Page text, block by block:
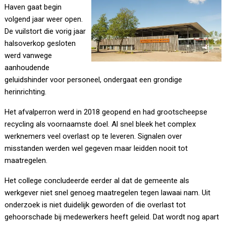
Haven gaat begin
volgend jaar weer open.
De vuilstort die vorig jaar
halsoverkop gesloten
werd vanwege
aanhoudende
geluidshinder voor personeel, ondergaat een grondige
herinrichting.
Het afvalperron werd in 2018 geopend en had grootscheepse
recycling als voornaamste doel. Al snel bleek het complex
werknemers veel overlast op te leveren. Signalen over
misstanden werden wel gegeven maar leidden nooit tot
maatregelen.
Het college concludeerde eerder al dat de gemeente als
werkgever niet snel genoeg maatregelen tegen lawaai nam. Uit
onderzoek is niet duidelijk geworden of die overlast tot
gehoorschade bij medewerkers heeft geleid. Dat wordt nog apart